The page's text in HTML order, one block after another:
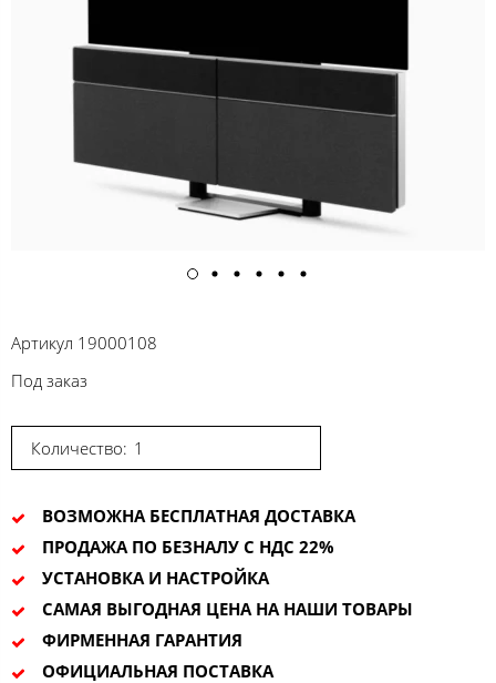
Артикул 19000108
Под заказ
Количество:
ВОЗМОЖНА БЕСПЛАТНАЯ ДОСТАВКА
ПРОДАЖА ПО БЕЗНАЛУ С НДС 22%
УСТАНОВКА И НАСТРОЙКА
САМАЯ ВЫГОДНАЯ ЦЕНА НА НАШИ ТОВАРЫ
ФИРМЕННАЯ ГАРАНТИЯ
ОФИЦИАЛЬНАЯ ПОСТАВКА